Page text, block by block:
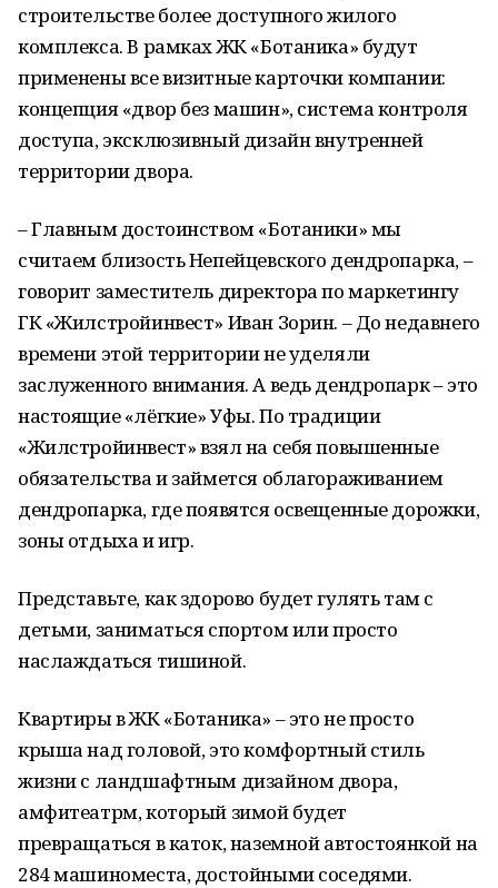
строительстве более доступного жилого
комплекса. В рамках ЖК «Ботаника» будут
применены все визитные карточки компании:
концепция «двор без машин», система контроля
доступа, эксклюзивный дизайн внутренней
территории двора.
– Главным достоинством «Ботаники» мы
считаем близость Непейцевского дендропарка, –
говорит заместитель директора по маркетингу
ГК «Жилстройинвест» Иван Зорин. – До недавнего
времени этой территории не уделяли
заслуженного внимания. А ведь дендропарк – это
настоящие «лёгкие» Уфы. По традиции
«Жилстройинвест» взял на себя повышенные
обязательства и займется облагораживанием
дендропарка, где появятся освещенные дорожки,
зоны отдыха и игр.
Представьте, как здорово будет гулять там с
детьми, заниматься спортом или просто
наслаждаться тишиной.
Квартиры в ЖК «Ботаника» – это не просто
крыша над головой, это комфортный стиль
жизни с ландшафтным дизайном двора,
амфитеатрм, который зимой будет
превращаться в каток, наземной автостоянкой на
284 машиноместа, достойными соседями.